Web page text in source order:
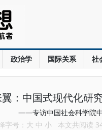
政治学 国际关系 社
：中国式现代化研
——专访中国社会科学院
字号： 大 中 小 本文共阅读